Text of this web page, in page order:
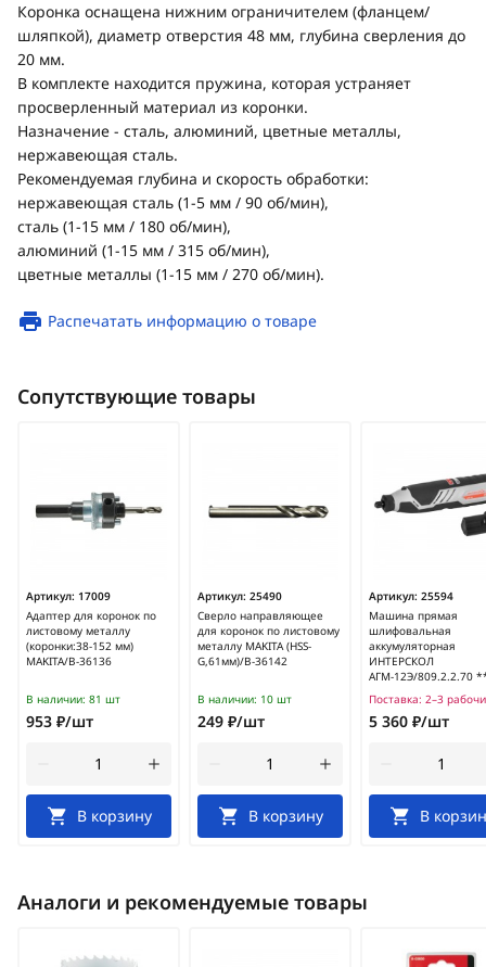
Коронка оснащена нижним ограничителем (фланцем/
шляпкой), диаметр отверстия 48 мм, глубина сверления до
20 мм.
В комплекте находится пружина, которая устраняет
просверленный материал из коронки.
Назначение - сталь, алюминий, цветные металлы,
нержавеющая сталь.
Рекомендуемая глубина и скорость обработки:
нержавеющая сталь (1-5 мм / 90 об/мин),
сталь (1-15 мм / 180 об/мин),
алюминий (1-15 мм / 315 об/мин),
цветные металлы (1-15 мм / 270 об/мин).
Распечатать информацию о товаре
Сопутствующие товары
Артикул: 17009
Адаптер для коронок по
листовому металлу
(коронки:38-152 мм)
MAKITA/B-36136
В наличии: 81 шт
953 ₽/шт
В корзину
Артикул: 25490
Сверло направляющее
для коронок по листовому
металлу MAKITA (HSS-
G,61мм)/B-36142
В наличии: 10 шт
249 ₽/шт
В корзину
Артикул: 25594
Машина прямая
шлифовальная
аккумуляторная
ИНТЕРСКОЛ
АГМ-12Э/809.2.2.70
Поставка: 2–3
5 360 ₽/шт
В
Аналоги и рекомендуемые товары